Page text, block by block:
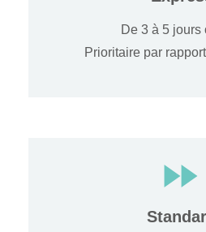
De 3 à 5 jours
Prioritaire par